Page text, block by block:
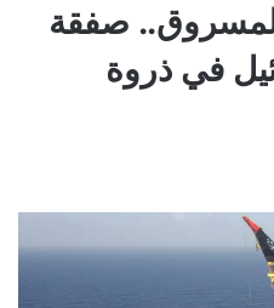
المسروق.. صفقة
في ذروة